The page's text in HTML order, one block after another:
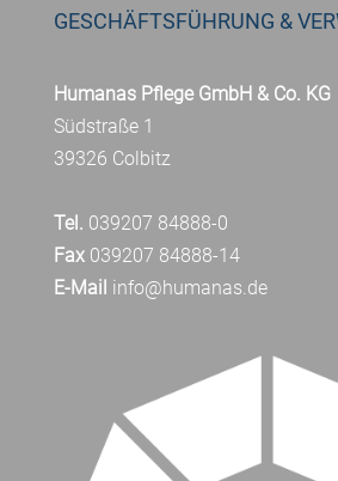
GESCHÄFTSFÜHRUNG &
Humanas Pflege GmbH & Co. KG
Südstraße 1
39326 Colbitz
Tel. 039207 84888-0
Fax039207 84888-14
E-Mail info@humanas.de